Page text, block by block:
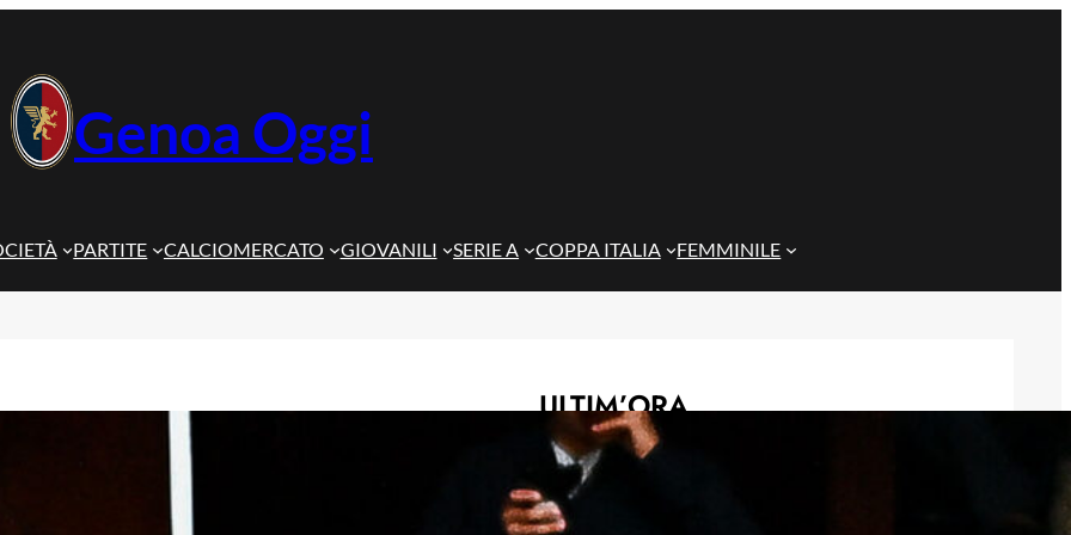
Genoa Oggi
PARTITE CALCIOMERCATO GIOVANILI SERIE A COPPA ITALIA FEMMINILE
ULTIM’ORA